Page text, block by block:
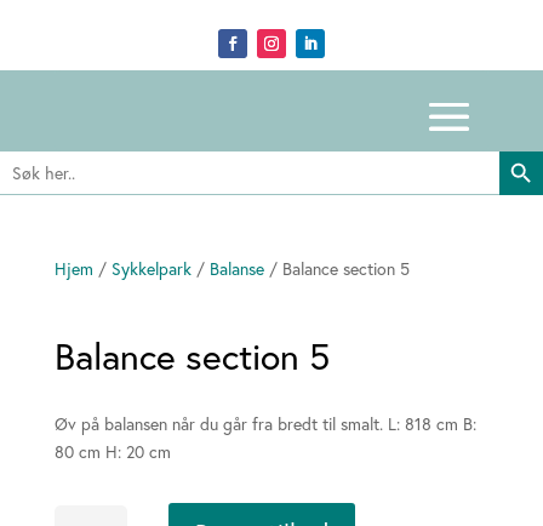
Search
for:
Search
Hjem / Sykkelpark/ Balanse/ Balance section 5
Balance section 5
Øv på balansen når du går fra bredt til smalt. L: 818 cm B:
80 cm H: 20 cm